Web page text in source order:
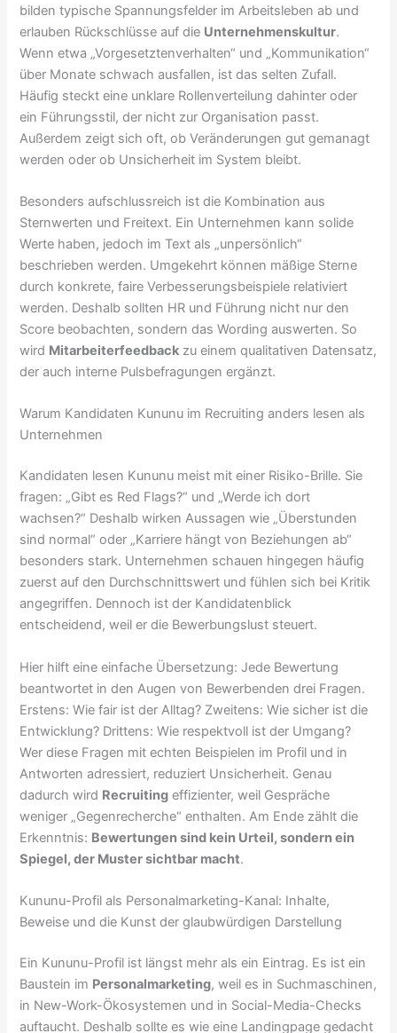
bilden typische Spannungsfelder im Arbeitsleben ab und
erlauben Rückschlüsse auf die Unternehmenskultur.
Wenn etwa „Vorgesetztenverhalten“ und „Kommunikation“
über Monate schwach ausfallen, ist das selten Zufall.
Häufig steckt eine unklare Rollenverteilung dahinter oder
ein Führungsstil, der nicht zur Organisation passt.
Außerdem zeigt sich oft, ob Veränderungen gut gemanagt
werden oder ob Unsicherheit im System bleibt.
Besonders aufschlussreich ist die Kombination aus
Sternwerten und Freitext. Ein Unternehmen kann solide
Werte haben, jedoch im Text als „unpersönlich“
beschrieben werden. Umgekehrt können mäßige Sterne
durch konkrete, faire Verbesserungsbeispiele relativiert
werden. Deshalb sollten HR und Führung nicht nur den
Score beobachten, sondern das Wording auswerten. So
wird Mitarbeiterfeedback zu einem qualitativen Datensatz,
der auch interne Pulsbefragungen ergänzt.
Warum Kandidaten Kununu im Recruiting anders lesen als
Unternehmen
Kandidaten lesen Kununu meist mit einer Risiko-Brille. Sie
fragen: „Gibt es Red Flags?“ und „Werde ich dort
wachsen?“ Deshalb wirken Aussagen wie „Überstunden
sind normal“ oder „Karriere hängt von Beziehungen ab“
besonders stark. Unternehmen schauen hingegen häufig
zuerst auf den Durchschnittswert und fühlen sich bei Kritik
angegriffen. Dennoch ist der Kandidatenblick
entscheidend, weil er die Bewerbungslust steuert.
Hier hilft eine einfache Übersetzung: Jede Bewertung
beantwortet in den Augen von Bewerbenden drei Fragen.
Erstens: Wie fair ist der Alltag? Zweitens: Wie sicher ist die
Entwicklung? Drittens: Wie respektvoll ist der Umgang?
Wer diese Fragen mit echten Beispielen im Profil und in
Antworten adressiert, reduziert Unsicherheit. Genau
dadurch wird Recruiting effizienter, weil Gespräche
weniger „Gegenrecherche“ enthalten. Am Ende zählt die
Erkenntnis: Bewertungen sind kein Urteil, sondern ein
Spiegel, der Muster sichtbar macht.
Kununu-Profil als Personalmarketing-Kanal: Inhalte,
Beweise und die Kunst der glaubwürdigen Darstellung
Ein Kununu-Profil ist längst mehr als ein Eintrag. Es ist ein
Baustein im Personalmarketing, weil es in Suchmaschinen,
in New-Work-Ökosystemen und in Social-Media-Checks
auftaucht. Deshalb sollte es wie eine Landingpage gedacht